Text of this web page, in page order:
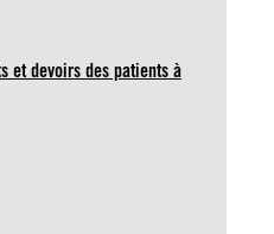
et devoirs des patients à